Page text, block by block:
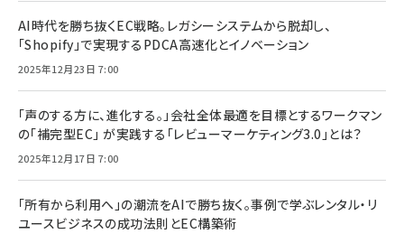
AI時代を勝ち抜くEC戦略。レガシーシステムから脱却し、
「Shopify」で実現するPDCA高速化とイノベーション
2025年12月23日 7:00
「声のする方に、進化する。」会社全体最適を目標とするワークマン
の「補完型EC」 が実践する「レビューマーケティング3.0」とは？
2025年12月17日 7:00
「所有から利用へ」の潮流をAIで勝ち抜く。事例で学ぶレンタル・リ
ユースビジネスの成功法則とEC構築術